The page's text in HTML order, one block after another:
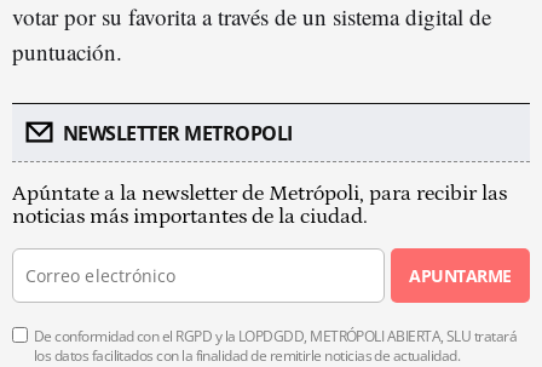
votar por su favorita a través de un sistema digital de
puntuación.
NEWSLETTER METROPOLI
Apúntate a la newsletter de Metrópoli, para recibir las
noticias más importantes de la ciudad.
APUNTARME
De conformidad con el RGPD y la LOPDGDD, METRÓPOLI ABIERTA, SLU tratará
los datos facilitados con la finalidad de remitirle noticias de actualidad.